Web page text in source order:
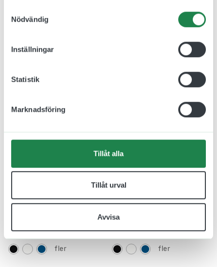
Nödvändig
Inställningar
Statistik
Marknadsföring
Tillåt alla
Tillåt urval
Avvisa
Flaggskylt Omklädning
jcgt1192
Inkl. moms
fler
Flaggskylt Omklädning
Herrar 150 x 150 mm
jcgt1191
406.00 kr
Inkl. moms
fler